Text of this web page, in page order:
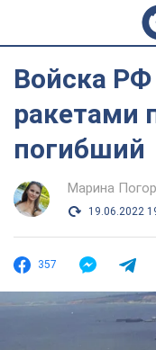
Войска
ракетами
погибший
Марина
19.06.2022
357